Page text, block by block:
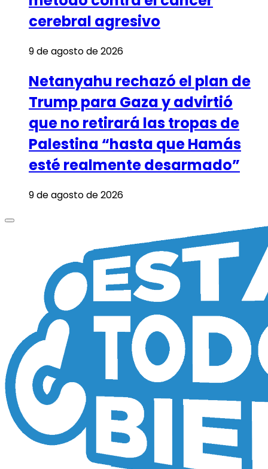
cerebral agresivo
9 de agosto de 2026
Netanyahu rechazó el plan de
Trump para Gaza y advirtió
que no retirará las tropas de
Palestina “hasta que Hamás
esté realmente desarmado”
9 de agosto de 2026